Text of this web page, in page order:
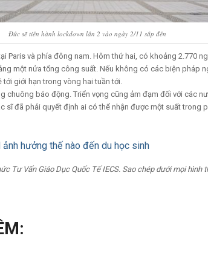
Đức sẽ tiến hành lockdown lần 2 vào ngày 2/11 sắp đến
Paris và phía đông nam. Hôm thứ hai, có khoảng 2.770
một nửa tổng công suất. Nếu không có các biện pháp
giới hạn trong vòng hai tuần tới.
chuông báo động. Triển vọng cũng ảm đạm đối với các
sĩ đã phải quyết định ai có thể nhận được một suất trong
ảnh hưởng thế nào đến du học sinh
Tư Vấn Giáo Dục Quốc Tế IECS. Sao chép dưới mọi hình